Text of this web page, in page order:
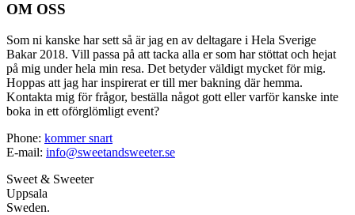
OM OSS
Som ni kanske har sett så är jag en av deltagare i Hela Sverige
Bakar 2018. Vill passa på att tacka alla er som har stöttat och hejat
på mig under hela min resa. Det betyder väldigt mycket för mig.
Hoppas att jag har inspirerat er till mer bakning där hemma.
Kontakta mig för frågor, beställa något gott eller varför kanske inte
boka in ett oförglömligt event?
Phone: kommer snart
E-mail: info@sweetandsweeter.se
Sweet & Sweeter
Uppsala
Sweden.